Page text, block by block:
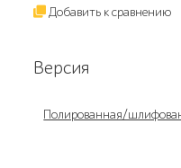
Добавить к сравнению
Версия
Полированная/